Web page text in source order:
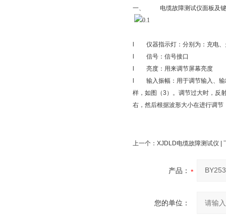
一、 电缆故障测试仪面板及键
l 仪器指示灯：分别为：充电、
l 信号：信号接口
l 亮度：用来调节屏幕亮度
l 输入振幅：用于调节输入、输
样，如图（3）。调节过大时，反
右，然后根据波形大小在进行调节
上一个： XJDLD电缆故障测试仪 |
产品：
您的单位：